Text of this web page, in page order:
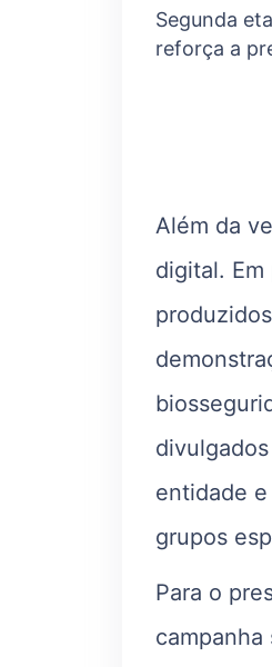
Segunda
reforça a
Além da
digital.
entidade
grupos
Para o